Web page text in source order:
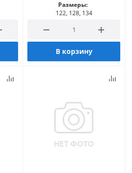
Размеры:
122, 128, 134
В корзину